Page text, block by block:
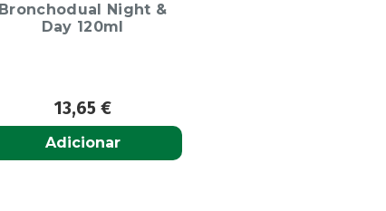
Bronchodual Night &
Day 120ml
13,65 €
Adicionar